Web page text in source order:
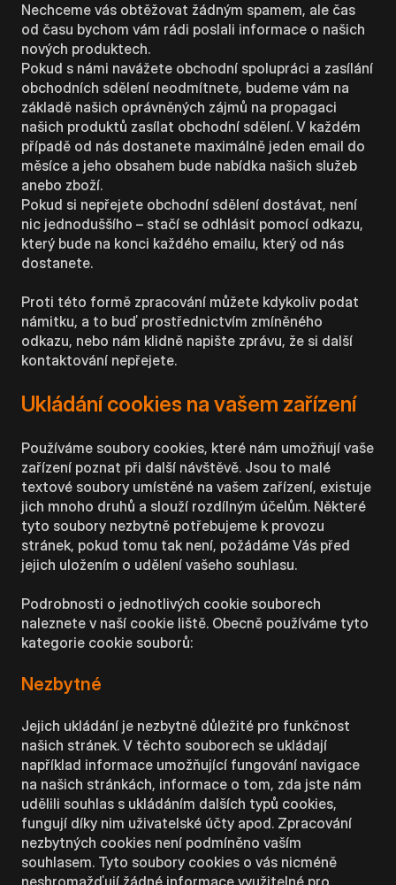
Nechceme vás obtěžovat žádným spamem, ale čas
od času bychom vám rádi poslali informace o našich
nových produktech.
Pokud s námi navážete obchodní spolupráci a zasílání
obchodních sdělení neodmítnete, budeme vám na
základě našich oprávněných zájmů na propagaci
našich produktů zasílat obchodní sdělení. V každém
případě od nás dostanete maximálně jeden email do
měsíce a jeho obsahem bude nabídka našich služeb
anebo zboží.
Pokud si nepřejete obchodní sdělení dostávat, není
nic jednoduššího – stačí se odhlásit pomocí odkazu,
který bude na konci každého emailu, který od nás
dostanete.
Proti této formě zpracování můžete kdykoliv podat
námitku, a to buď prostřednictvím zmíněného
odkazu, nebo nám klidně napište zprávu, že si další
kontaktování nepřejete.
Ukládání cookies na vašem zařízení
Používáme soubory cookies, které nám umožňují vaše
zařízení poznat při další návštěvě. Jsou to malé
textové soubory umístěné na vašem zařízení, existuje
jich mnoho druhů a slouží rozdílným účelům. Některé
tyto soubory nezbytně potřebujeme k provozu
stránek, pokud tomu tak není, požádáme Vás před
jejich uložením o udělení vašeho souhlasu.
Podrobnosti o jednotlivých cookie souborech
naleznete v naší cookie liště. Obecně používáme tyto
kategorie cookie souborů:
Nezbytné
Jejich ukládání je nezbytně důležité pro funkčnost
našich stránek. V těchto souborech se ukládají
například informace umožňující fungování navigace
na našich stránkách, informace o tom, zda jste nám
udělili souhlas s ukládáním dalších typů cookies,
fungují díky nim uživatelské účty apod. Zpracování
nezbytných cookies není podmíněno vaším
souhlasem. Tyto soubory cookies o vás nicméně
neshromažďují žádné informace využitelné pro